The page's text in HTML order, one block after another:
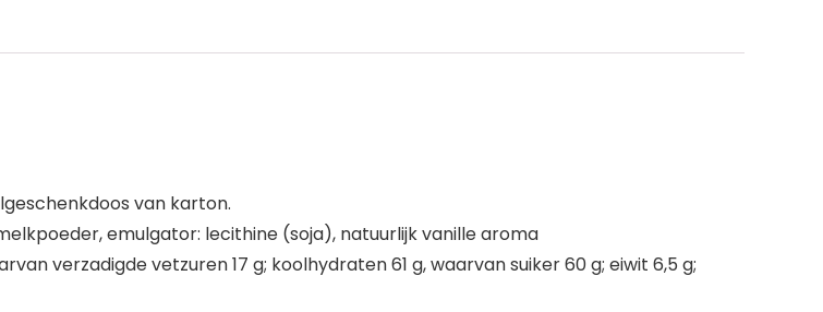
van karton.
emulgator: lecithine (soja), natuurlijk vanille aroma
verzadigde vetzuren 17 g; koolhydraten 61 g, waarvan suiker 60 g; eiwit 6,5 g;